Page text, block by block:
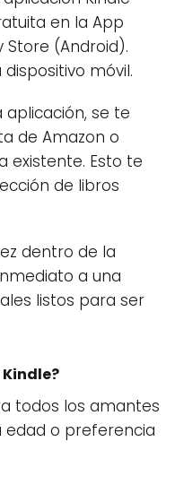
en la App
Store (Android).
móvil.
aplicación, se te
de Amazon o
existente. Esto te
de libros
dentro de la
a una
listos para ser
todos los amantes
edad o preferencia